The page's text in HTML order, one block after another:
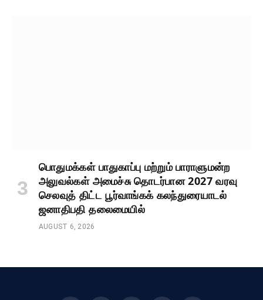
பொதுமக்கள் பாதுகாப்பு மற்றும் பாராளுமன்ற
அலுவல்கள் அமைச்சு தொடர்பான 2027 வரவு
செலவுத் திட்ட பூர்வாங்கக் கலந்துரையாடல்
ஜனாதிபதி தலைமையில்
AUGUST 6, 2026